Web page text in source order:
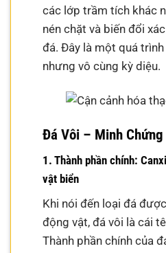
các lớp trầm tích khác
nén chặt và biến đổi
đá. Đây là một quá
nhưng vô cùng kỳ diệu.
Đá Vôi – Minh Chứng
1. Thành phần chính:
vật biển
Khi nói đến loại đá
động vật, đá vôi là cái
Thành phần chính của